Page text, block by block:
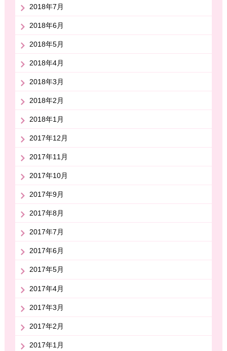
2018年7月
2018年6月
2018年5月
2018年4月
2018年3月
2018年2月
2018年1月
2017年12月
2017年11月
2017年10月
2017年9月
2017年8月
2017年7月
2017年6月
2017年5月
2017年4月
2017年3月
2017年2月
2017年1月